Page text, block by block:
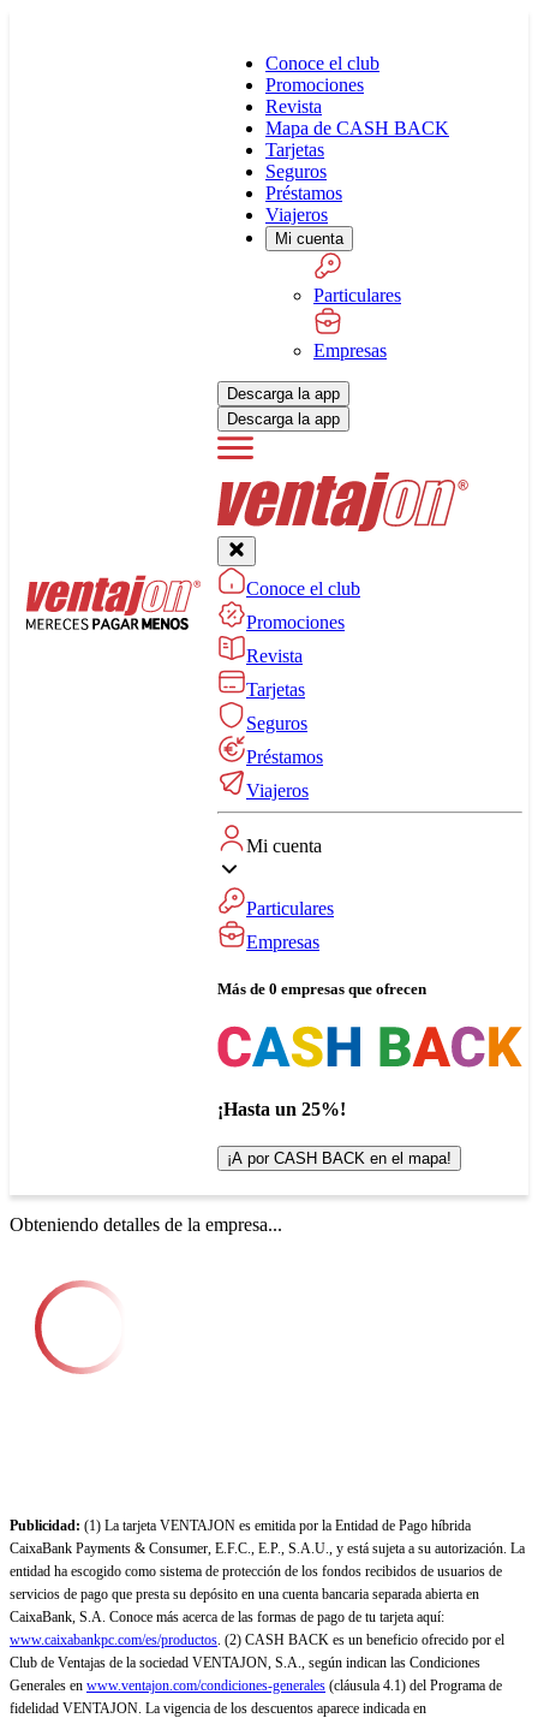
Conoce el club
Promociones
Revista
Mapa de CASH BACK
Tarjetas
Seguros
Préstamos
Viajeros
Mi cuenta
Particulares
Empresas
Descarga la app
Descarga la app
Conoce el club
Promociones
Revista
Tarjetas
Seguros
Préstamos
Viajeros
Mi cuenta
Particulares
Empresas
Más de 0 empresas que ofrecen
¡Hasta un 25%!
¡A por CASH BACK en el mapa!
Obteniendo detalles de la empresa...
Publicidad: (1) La tarjeta VENTAJON es emitida por la Entidad de Pago híbrida
CaixaBank Payments & Consumer, E.F.C., E.P., S.A.U., y está sujeta a su autorización. La
entidad ha escogido como sistema de protección de los fondos recibidos de usuarios de
servicios de pago que presta su depósito en una cuenta bancaria separada abierta en
CaixaBank, S.A. Conoce más acerca de las formas de pago de tu tarjeta aquí:
www.caixabankpc.com/es/productos. (2) CASH BACK es un beneficio ofrecido por el
Club de Ventajas de la sociedad VENTAJON, S.A., según indican las Condiciones
Generales en www.ventajon.com/condiciones-generales (cláusula 4.1) del Programa de
fidelidad VENTAJON. La vigencia de los descuentos aparece indicada en